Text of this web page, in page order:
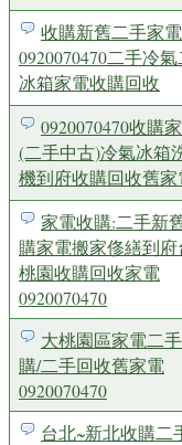
收購新舊二手家電
0920070470二手冷
冰箱家電收購回收
0920070470收購
(二手中古)冷氣冰箱
機到府收購回收舊家
家電收購:二手新
購家電搬家俢繕到府
桃園收購回收家電
0920070470
大桃園區家電二
購/二手回收舊家電
0920070470
台北~新北收購二